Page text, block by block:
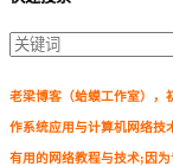
老梁博客（蛤蟆工作室），
作系统应用与计算机网络技
有用的网络教程与技术;因为